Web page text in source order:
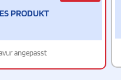
PRODUKT
angepasst